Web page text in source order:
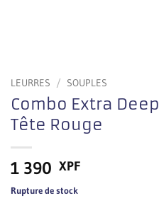
LEURRES / SOUPLES
Combo Extra
Tête Rouge
1 390 XPF
Rupture de stock